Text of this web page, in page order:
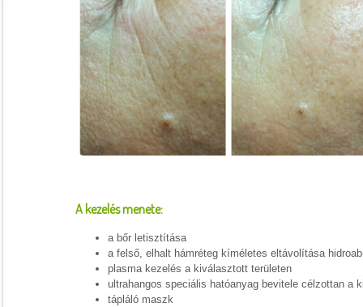
A kezelés menete:
a bőr letisztítása
a felső, elhalt hámréteg kíméletes eltávolítása
plasma kezelés a kiválasztott területen
ultrahangos speciális hatóanyag bevitele célzottan a
tápláló maszk